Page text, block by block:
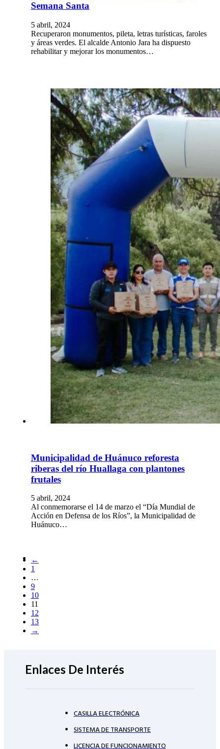
Semana Santa
5 abril, 2024
Recuperaron monumentos, pileta, letras turísticas, faroles
y áreas verdes. El alcalde Antonio Jara ha dispuesto
rehabilitar y mejorar los monumentos…
Municipalidad de Huánuco reforesta
riberas del río Huallaga con plantones
frutales
5 abril, 2024
Al conmemorarse el 14 de marzo el “Día Mundial de
Acción en Defensa de los Ríos”, la Municipalidad de
Huánuco…
←
1
…
9
10
11
12
13
→
Enlaces De Interés
CASILLA ELECTRÓNICA
SISTEMA DE TRANSPORTE
LICENCIA DE FUNCIONAMIENTO